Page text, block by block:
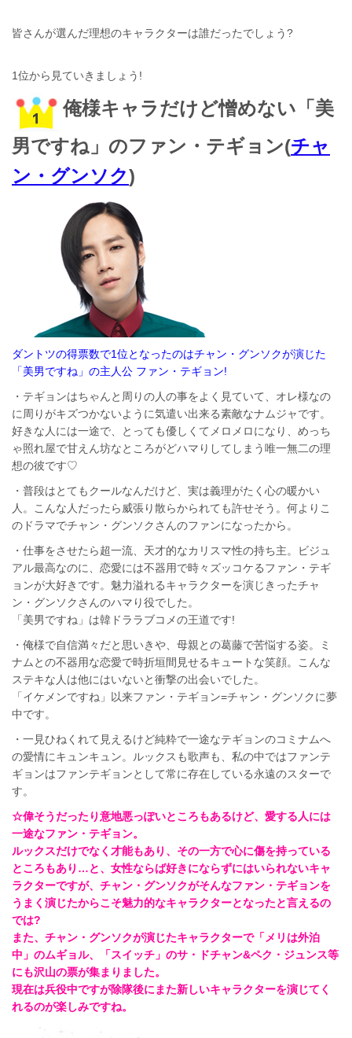
皆さんが選んだ理想のキャラクターは誰だったでしょう?
1位から見ていきましょう!
俺様キャラだけど憎めない「美
男ですね」のファン・テギョン(チャ
ン・グンソク)
ダントツの得票数で1位となったのはチャン・グンソクが演じた
「美男ですね」の主人公 ファン・テギョン!
・テギョンはちゃんと周りの人の事をよく見ていて、オレ様なの
に周りがキズつかないように気遣い出来る素敵なナムジャです。
好きな人には一途で、とっても優しくてメロメロになり、めっち
ゃ照れ屋で甘えん坊なところがどハマりしてしまう唯一無二の理
想の彼です♡
・普段はとてもクールなんだけど、実は義理がたく心の暖かい
人。こんな人だったら威張り散らかられても許せそう。何よりこ
のドラマでチャン・グンソクさんのファンになったから。
・仕事をさせたら超一流、天才的なカリスマ性の持ち主。ビジュ
アル最高なのに、恋愛には不器用で時々ズッコケるファン・テギ
ョンが大好きです。魅力溢れるキャラクターを演じきったチャ
ン・グンソクさんのハマり役でした。
「美男ですね」は韓ドララブコメの王道です!
・俺様で自信満々だと思いきや、母親との葛藤で苦悩する姿。ミ
ナムとの不器用な恋愛で時折垣間見せるキュートな笑顔。こんな
ステキな人は他にはいないと衝撃の出会いでした。
「イケメンですね」以来ファン・テギョン=チャン・グンソクに夢
中です。
・一見ひねくれて見えるけど純粋で一途なテギョンのコミナムへ
の愛情にキュンキュン。ルックスも歌声も、私の中ではファンテ
ギョンはファンテギョンとして常に存在している永遠のスターで
す。
☆偉そうだったり意地悪っぽいところもあるけど、愛する人には
一途なファン・テギョン。
ルックスだけでなく才能もあり、その一方で心に傷を持っている
ところもあり…と、女性ならば好きにならずにはいられないキャ
ラクターですが、チャン・グンソクがそんなファン・テギョンを
うまく演じたからこそ魅力的なキャラクターとなったと言えるの
では?
また、チャン・グンソクが演じたキャラクターで「メリは外泊
中」のムギョル、「スイッチ」のサ・ドチャン&ペク・ジュンス等
にも沢山の票が集まりました。
現在は兵役中ですが除隊後にまた新しいキャラクターを演じてく
れるのが楽しみですね。